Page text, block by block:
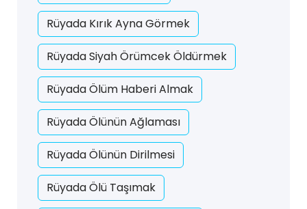
Rüyada Kırık Ayna Görmek
Rüyada Siyah Örümcek Öldürmek
Rüyada Ölüm Haberi Almak
Rüyada Ölünün Ağlaması
Rüyada Ölünün Dirilmesi
Rüyada Ölü Taşımak